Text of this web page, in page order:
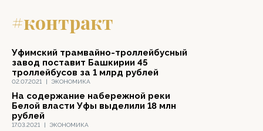
#контракт
02.07.2021 | ЭКОНОМИКА
Уфимский трамвайно-троллейбусный
завод поставит Башкирии 45
троллейбусов за 1 млрд рублей
17.03.2021 | ЭКОНОМИКА
На содержание набережной реки
Белой власти Уфы выделили 18 млн
рублей